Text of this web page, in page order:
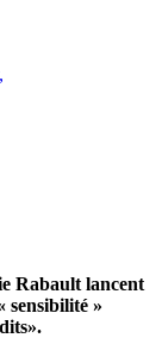
Rabault lancent
sensibilité »